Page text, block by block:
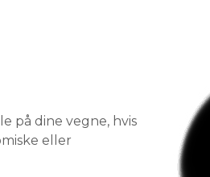
på dine vegne, hvis
eller